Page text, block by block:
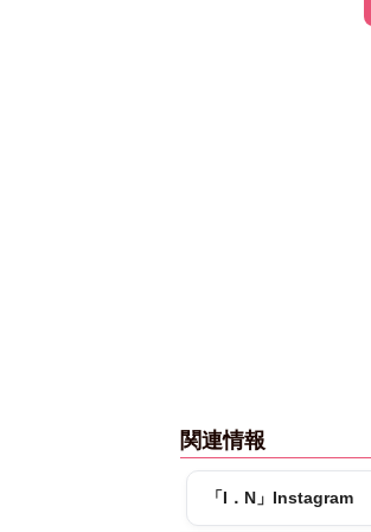
関連情報
「I．N」Instagram